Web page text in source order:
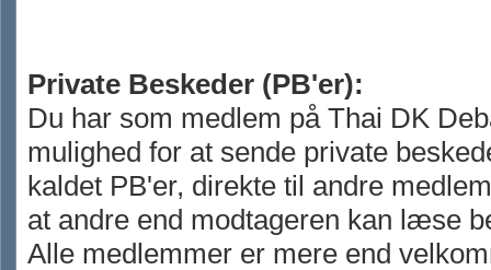
Private Beskeder (PB'er):
Du har som medlem på Thai DK
mulighed for at sende private
kaldet PB'er, direkte til andre
at andre end modtageren kan læse
Alle medlemmer er mere end